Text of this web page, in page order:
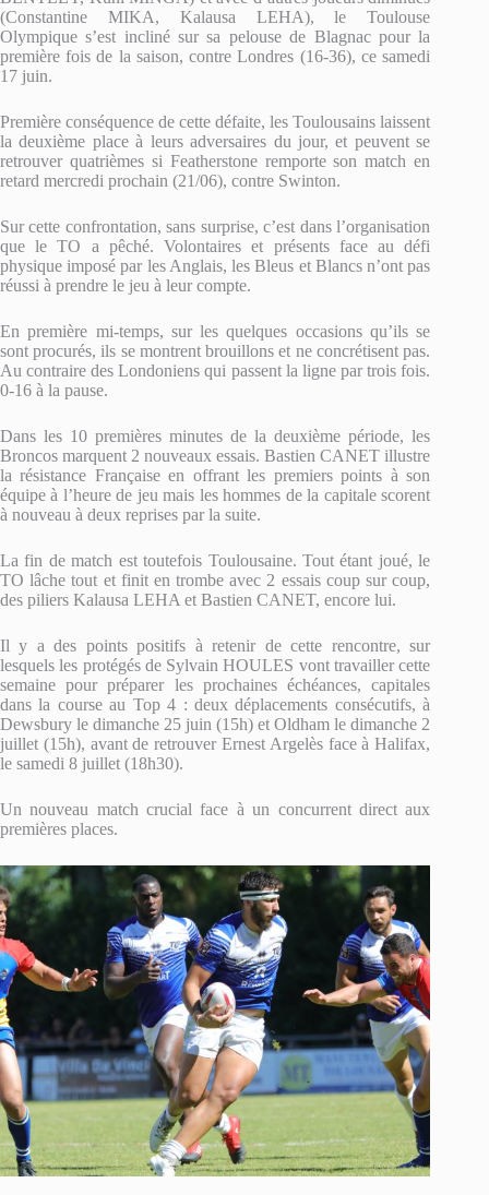
(Constantine MIKA, Kalausa LEHA), le Toulouse
Olympique s’est incliné sur sa pelouse de Blagnac pour la
première fois de la saison, contre Londres (16-36), ce samedi
17 juin.
Première conséquence de cette défaite, les Toulousains laissent
la deuxième place à leurs adversaires du jour, et peuvent se
retrouver quatrièmes si Featherstone remporte son match en
retard mercredi prochain (21/06), contre Swinton.
Sur cette confrontation, sans surprise, c’est dans l’organisation
que le TO a pêché. Volontaires et présents face au défi
physique imposé par les Anglais, les Bleus et Blancs n’ont pas
réussi à prendre le jeu à leur compte.
En première mi-temps, sur les quelques occasions qu’ils se
sont procurés, ils se montrent brouillons et ne concrétisent pas.
Au contraire des Londoniens qui passent la ligne par trois fois.
0-16 à la pause.
Dans les 10 premières minutes de la deuxième période, les
Broncos marquent 2 nouveaux essais. Bastien CANET illustre
la résistance Française en offrant les premiers points à son
équipe à l’heure de jeu mais les hommes de la capitale scorent
à nouveau à deux reprises par la suite.
La fin de match est toutefois Toulousaine. Tout étant joué, le
TO lâche tout et finit en trombe avec 2 essais coup sur coup,
des piliers Kalausa LEHA et Bastien CANET, encore lui.
Il y a des points positifs à retenir de cette rencontre, sur
lesquels les protégés de Sylvain HOULES vont travailler cette
semaine pour préparer les prochaines échéances, capitales
dans la course au Top 4 : deux déplacements consécutifs, à
Dewsbury le dimanche 25 juin (15h) et Oldham le dimanche 2
juillet (15h), avant de retrouver Ernest Argelès face à Halifax,
le samedi 8 juillet (18h30).
Un nouveau match crucial face à un concurrent direct aux
premières places.